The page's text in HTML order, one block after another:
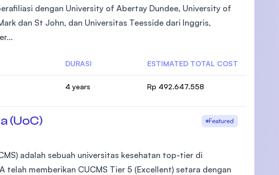
(MSU)
dengan University of Abertay Dundee, University of
dan St John, dan Universitas Teesside dari Inggris,
DURASI ESTIMATED TOTAL COST
4 years Rp 492.647.558
(UoC) Featured
adalah sebuah universitas kesehatan top-tier di
telah memberikan CUCMS Tier 5 (Excellent) setara dengan